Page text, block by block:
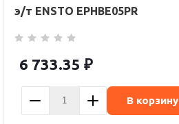
э/т ENSTO EPHBE05PR
6 733.35 ₽
В корзину